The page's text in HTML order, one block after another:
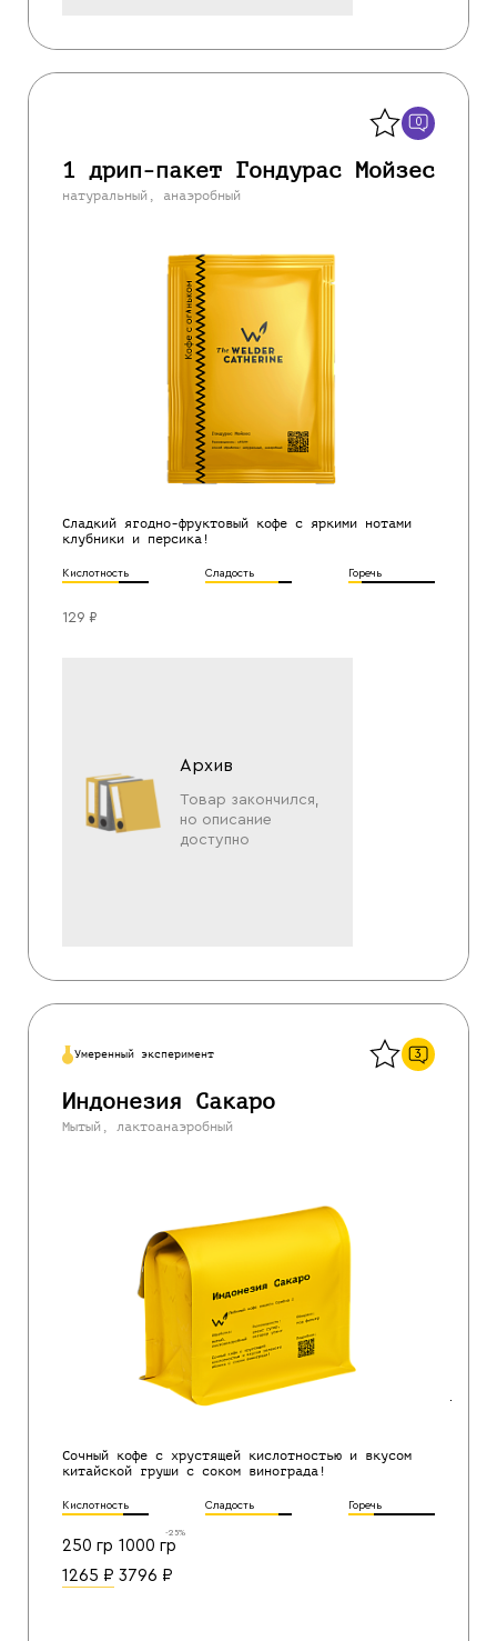
0
1 дрип-пакет Гондурас Мойзес
натуральный, анаэробный
Сладкий ягодно-фруктовый кофе с яркими нотами
клубники и персика!
Кислотность Сладость Горечь
129 ₽
Архив
Товар закончился,
но описание
доступно
Умеренный эксперимент 3
Индонезия Сакаро
Мытый, лактоанаэробный
Сочный кофе с хрустящей кислотностью и вкусом
китайской груши с соком винограда!
Кислотность Сладость Горечь
250 гр
1265 ₽
1000 гр
-25%
3796 ₽